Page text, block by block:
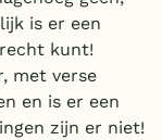
is er een
kunt!
met verse
en is er een
zijn er niet!